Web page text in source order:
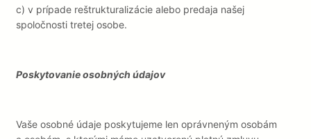
c) v prípade reštrukturalizácie alebo predaja našej
spoločnosti tretej osobe.
Poskytovanie osobných údajov
Vaše osobné údaje poskytujeme len oprávneným osobám